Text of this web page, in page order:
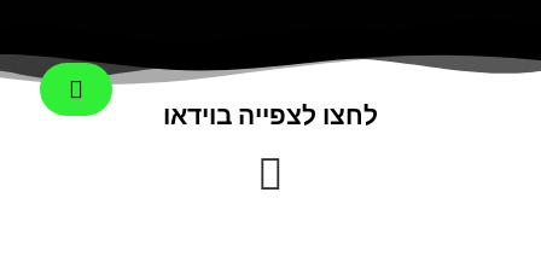
לחצו לצפייה בוידאו